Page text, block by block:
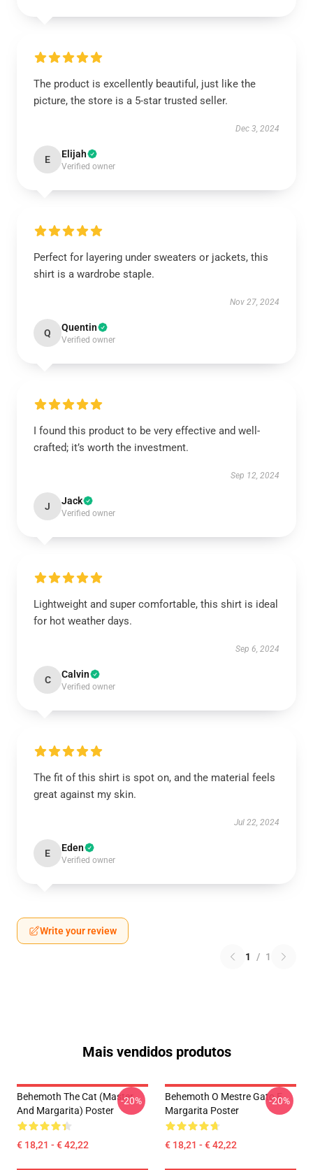
The product is excellently beautiful, just like the
picture, the store is a 5-star trusted seller.
Dec 3, 2024
E Elijah
Verified owner
Perfect for layering under sweaters or jackets, this
shirt is a wardrobe staple.
Nov 27, 2024
Q Quentin
Verified owner
I found this product to be very effective and well-
crafted; it’s worth the investment.
Sep 12, 2024
J Jack
Verified owner
Lightweight and super comfortable, this shirt is ideal
for hot weather days.
Sep 6, 2024
C Calvin
Verified owner
The fit of this shirt is spot on, and the material feels
great against my skin.
Jul 22, 2024
E Eden
Verified owner
Write your review
1 / 1
Mais vendidos produtos
Behemoth The Cat (Master
And Margarita) Poster
€ 18,21 - € 42,22
-20%
Behemoth O Mestre Gato E
Margarita Poster
€ 18,21 - € 42,22
-20%